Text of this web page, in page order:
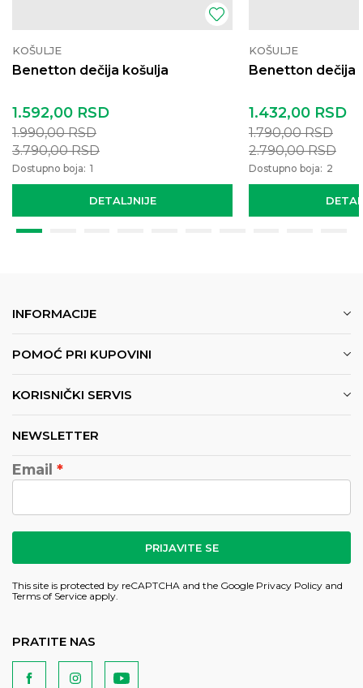
KOŠULJE
Benetton dečija košulja
DETALJNIJE
1.592,00 RSD
1.990,00RSD
3.790,00RSD
Dostupno boja: 1
KOŠULJE
Benetton dečija
1.432,00 RSD
1.790,00RSD
2.790,00RSD
Dostupno boja: 2
INFORMACIJE
POMOĆ PRI KUPOVINI
KORISNIČKI SERVIS
NEWSLETTER
Email
PRIJAVITE SE
This site is protected by reCAPTCHA and the Google Privacy Policy and
Terms of Service apply.
PRATITE NAS